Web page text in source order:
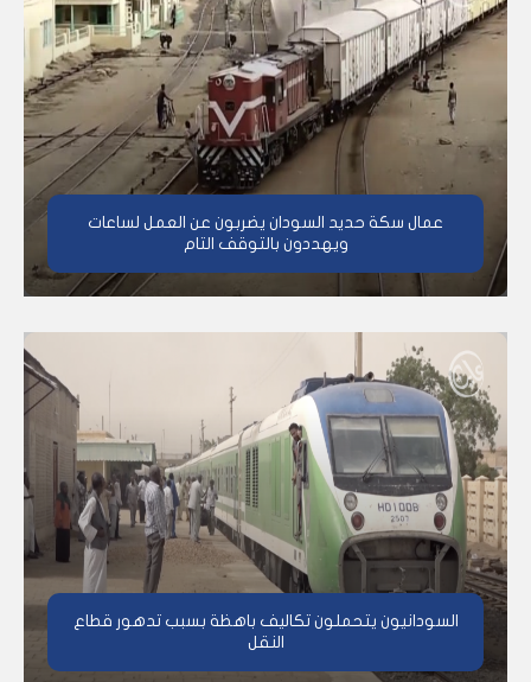
عمال سكة حديد السودان يضربون عن العمل لساعات
ويهددون بالتوقف التام
السودانيون يتحملون تكاليف باهظة بسبب تدهور قطاع
النقل